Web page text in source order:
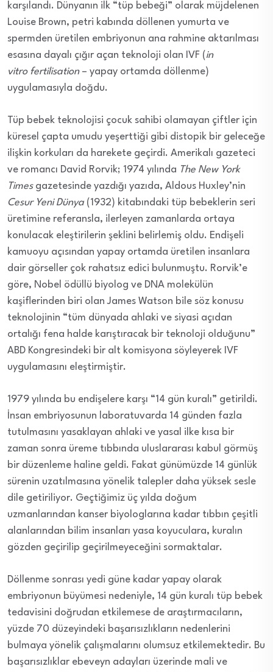
karşılandı. Dünyanın ilk “tüp bebeği” olarak müjdelenen
Louise Brown, petri kabında döllenen yumurta ve
spermden üretilen embriyonun ana rahmine aktarılması
esasına dayalı çığır açan teknoloji olan IVF (in
vitro fertilisation– yapay ortamda döllenme)
uygulamasıyla doğdu.
Tüp bebek teknolojisi çocuk sahibi olamayan çiftler için
küresel çapta umudu yeşerttiği gibi distopik bir geleceğe
ilişkin korkuları da harekete geçirdi. Amerikalı gazeteci
ve romancı David Rorvik; 1974 yılında The New York
Timesgazetesinde yazdığı yazıda, Aldous Huxley’nin
Cesur Yeni Dünya (1932) kitabındaki tüp bebeklerin seri
üretimine referansla, ilerleyen zamanlarda ortaya
konulacak eleştirilerin şeklini belirlemiş oldu. Endişeli
kamuoyu açısından yapay ortamda üretilen insanlara
dair görseller çok rahatsız edici bulunmuştu. Rorvik’e
göre, Nobel ödüllü biyolog ve DNA molekülün
kaşiflerinden biri olan James Watson bile söz konusu
teknolojinin “tüm dünyada ahlaki ve siyasi açıdan
ortalığı fena halde karıştıracak bir teknoloji olduğunu”
ABD Kongresindeki bir alt komisyona söyleyerek IVF
uygulamasını eleştirmiştir.
1979 yılında bu endişelere karşı “14 gün kuralı” getirildi.
İnsan embriyosunun laboratuvarda 14 günden fazla
tutulmasını yasaklayan ahlaki ve yasal ilke kısa bir
zaman sonra üreme tıbbında uluslararası kabul görmüş
bir düzenleme haline geldi. Fakat günümüzde 14 günlük
sürenin uzatılmasına yönelik talepler daha yüksek sesle
dile getiriliyor. Geçtiğimiz üç yılda doğum
uzmanlarından kanser biyologlarına kadar tıbbın çeşitli
alanlarından bilim insanları yasa koyuculara, kuralın
gözden geçirilip geçirilmeyeceğini sormaktalar.
Döllenme sonrası yedi güne kadar yapay olarak
embriyonun büyümesi nedeniyle, 14 gün kuralı tüp bebek
tedavisini doğrudan etkilemese de araştırmacıların,
yüzde 70 düzeyindeki başarısızlıkların nedenlerini
bulmaya yönelik çalışmalarını olumsuz etkilemektedir. Bu
başarısızlıklar ebeveyn adayları üzerinde mali ve